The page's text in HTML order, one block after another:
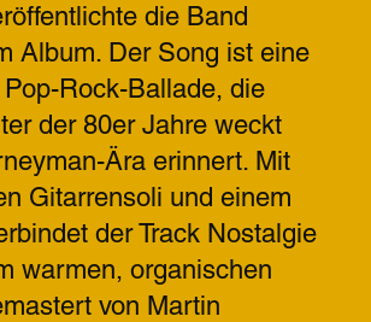
die Band
Album. Der Song ist eine
Rock-Ballade, die
der 80er Jahre weckt
Ära erinnert. Mit
Gitarrensoli und einem
der Track Nostalgie
warmen, organischen
von Martin